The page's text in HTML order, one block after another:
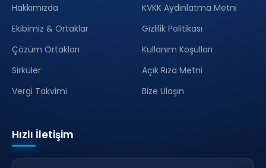
Hakkımızda
Ekibimiz & Ortaklar
Çözüm Ortakları
Sirküler
Vergi Takvimi
KVKK Aydınlatma Metni
Gizlilik Politikası
Kullanım Koşulları
Açık Rıza Metni
Bize Ulaşın
Hızlı İletişim